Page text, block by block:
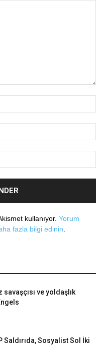
kullanıyor. Yorum
fazla bilgi edinin
savaşçısı ve yoldaşlık
Saldırıda, Sosyalist Sol İki